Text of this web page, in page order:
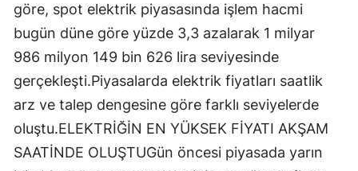
göre, spot elektrik piyasasında işlem hacmi
bugün düne göre yüzde 3,3 azalarak 1 milyar
986 milyon 149 bin 626 lira seviyesinde
gerçekleşti.Piyasalarda elektrik fiyatları saatlik
arz ve talep dengesine göre farklı seviyelerde
oluştu.ELEKTRİĞİN EN YÜKSEK FİYATI AKŞAM
SAATİNDE OLUŞTUGün öncesi piyasada yarın